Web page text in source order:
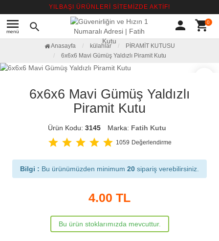
YILBAŞI ÜRÜNLERİ SİTEMİZDE AKTİF!
menu
menü search person shopping_cart0
Anasayfa külahlar
PİRAMİT KUTUSU
6x6x6 Mavi Gümüş Yaldızlı Piramit Kutu
6x6x6 Mavi Gümüş Yaldızlı
Piramit Kutu
Ürün Kodu: 3145 Marka: Fatih Kutu
star star star star star 1059 Değerlendirme
Bilgi : Bu ürünümüzden minimum 20 sipariş verebilirsiniz.
4.00 TL
Bu ürün stoklarımızda mevcuttur.